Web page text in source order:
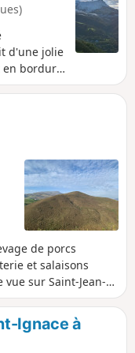
d'une jolie
en bordure
belle
de porcs
et salaisons
sur Saint-Jean-
Ignace à